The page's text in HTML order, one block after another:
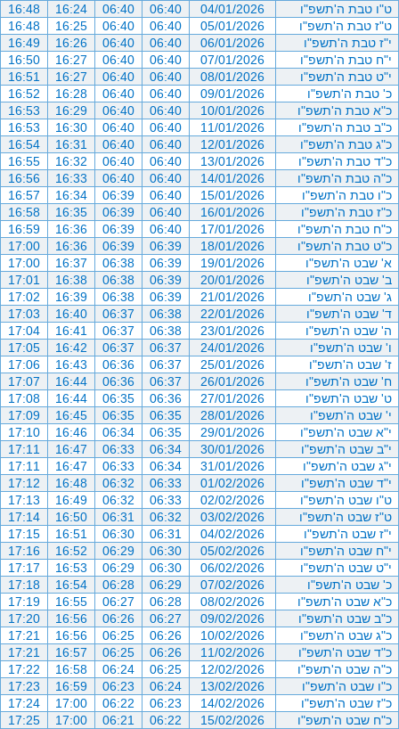
ט"ו טבת ה'תשפ"ו 04/01/2026
06:40
06:40
16:24
16:48
ט"ז טבת ה'תשפ"ו
05/01/2026
06:40
06:40
16:25
16:48
י"ז טבת ה'תשפ"ו
06/01/2026
06:40
06:40
16:26
16:49
י"ח טבת ה'תשפ"ו
07/01/2026
06:40
06:40
16:27
16:50
י"ט טבת ה'תשפ"ו
08/01/2026
06:40
06:40
16:27
16:51
כ' טבת ה'תשפ"ו
09/01/2026
06:40
06:40
16:28
16:52
כ"א טבת ה'תשפ"ו
10/01/2026
06:40
06:40
16:29
16:53
כ"ב טבת ה'תשפ"ו
11/01/2026
06:40
06:40
16:30
16:53
כ"ג טבת ה'תשפ"ו
12/01/2026
06:40
06:40
16:31
16:54
כ"ד טבת ה'תשפ"ו
13/01/2026
06:40
06:40
16:32
16:55
כ"ה טבת ה'תשפ"ו
14/01/2026
06:40
06:40
16:33
16:56
כ"ו טבת ה'תשפ"ו
15/01/2026
06:40
06:39
16:34
16:57
כ"ז טבת ה'תשפ"ו
16/01/2026
06:40
06:39
16:35
16:58
כ"ח טבת ה'תשפ"ו
17/01/2026
06:40
06:39
16:36
16:59
כ"ט טבת ה'תשפ"ו
18/01/2026
06:39
06:39
16:36
17:00
א' שבט ה'תשפ"ו
19/01/2026
06:39
06:38
16:37
17:00
ב' שבט ה'תשפ"ו
20/01/2026
06:39
06:38
16:38
17:01
ג' שבט ה'תשפ"ו
21/01/2026
06:39
06:38
16:39
17:02
ד' שבט ה'תשפ"ו
22/01/2026
06:38
06:37
16:40
17:03
ה' שבט ה'תשפ"ו
23/01/2026
06:38
06:37
16:41
17:04
ו' שבט ה'תשפ"ו
24/01/2026
06:37
06:37
16:42
17:05
ז' שבט ה'תשפ"ו
25/01/2026
06:37
06:36
16:43
17:06
ח' שבט ה'תשפ"ו
26/01/2026
06:37
06:36
16:44
17:07
ט' שבט ה'תשפ"ו
27/01/2026
06:36
06:35
16:44
17:08
י' שבט ה'תשפ"ו
28/01/2026
06:35
06:35
16:45
17:09
י"א שבט ה'תשפ"ו
29/01/2026
06:35
06:34
16:46
17:10
י"ב שבט ה'תשפ"ו
30/01/2026
06:34
06:33
16:47
17:11
י"ג שבט ה'תשפ"ו
31/01/2026
06:34
06:33
16:47
17:11
י"ד שבט ה'תשפ"ו
01/02/2026
06:33
06:32
16:48
17:12
ט"ו שבט ה'תשפ"ו
02/02/2026
06:33
06:32
16:49
17:13
ט"ז שבט ה'תשפ"ו
03/02/2026
06:32
06:31
16:50
17:14
י"ז שבט ה'תשפ"ו
04/02/2026
06:31
06:30
16:51
17:15
י"ח שבט ה'תשפ"ו
05/02/2026
06:30
06:29
16:52
17:16
י"ט שבט ה'תשפ"ו
06/02/2026
06:30
06:29
16:53
17:17
כ' שבט ה'תשפ"ו
07/02/2026
06:29
06:28
16:54
17:18
כ"א שבט ה'תשפ"ו
08/02/2026
06:28
06:27
16:55
17:19
כ"ב שבט ה'תשפ"ו
09/02/2026
06:27
06:26
16:56
17:20
כ"ג שבט ה'תשפ"ו
10/02/2026
06:26
06:25
16:56
17:21
כ"ד שבט ה'תשפ"ו
11/02/2026
06:26
06:25
16:57
17:21
כ"ה שבט ה'תשפ"ו
12/02/2026
06:25
06:24
16:58
17:22
כ"ו שבט ה'תשפ"ו
13/02/2026
06:24
06:23
16:59
17:23
כ"ז שבט ה'תשפ"ו
14/02/2026
06:23
06:22
17:00
17:24
כ"ח שבט ה'תשפ"ו
15/02/2026
06:22
06:21
17:00
17:25